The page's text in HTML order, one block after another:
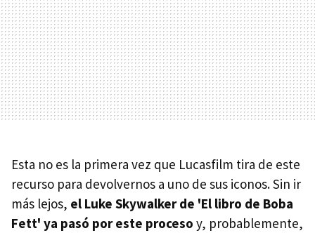
Esta no es la primera vez que Lucasfilm tira de este
recurso para devolvernos a uno de sus iconos. Sin ir
más lejos, el Luke Skywalker de 'El libro de Boba
Fett' ya pasó por este proceso y, probablemente,